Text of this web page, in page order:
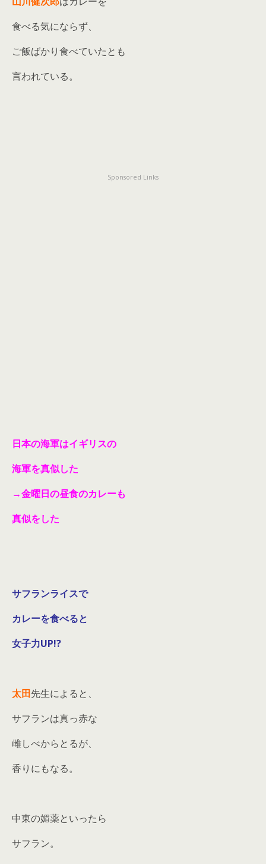
食べる気にならず、
ご飯ばかり食べていたとも
言われている。
Sponsored Links
日本の海軍はイギリスの
海軍を真似した
→金曜日の昼食のカレーも
真似をした
サフランライスで
カレーを食べると
女子力UP!?
太田先生によると、
サフランは真っ赤な
雌しべからとるが、
香りにもなる。
中東の媚薬といったら
サフラン。